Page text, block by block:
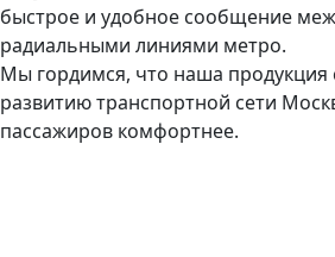
быстрое и удобное сообщение
радиальными линиями метро.
Мы гордимся, что наша продукция
развитию транспортной сети
пассажиров комфортнее.